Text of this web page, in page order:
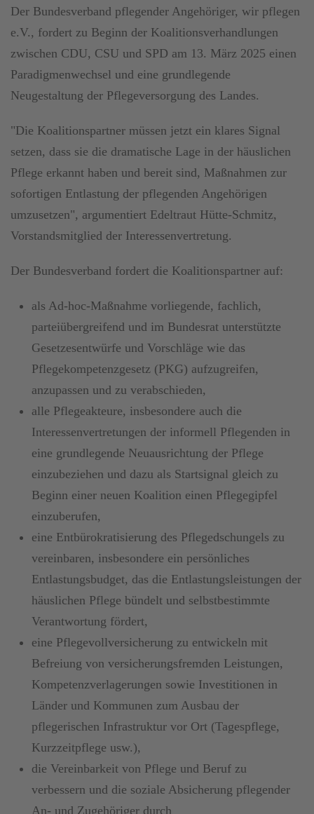
Der Bundesverband pflegender Angehöriger, wir pflegen
e.V., fordert zu Beginn der Koalitionsverhandlungen
zwischen CDU, CSU und SPD am 13. März 2025 einen
Paradigmenwechsel und eine grundlegende
Neugestaltung der Pflegeversorgung des Landes.
"Die Koalitionspartner müssen jetzt ein klares Signal
setzen, dass sie die dramatische Lage in der häuslichen
Pflege erkannt haben und bereit sind, Maßnahmen zur
sofortigen Entlastung der pflegenden Angehörigen
umzusetzen", argumentiert Edeltraut Hütte-Schmitz,
Vorstandsmitglied der Interessenvertretung.
Der Bundesverband fordert die Koalitionspartner auf:
als Ad-hoc-Maßnahme vorliegende, fachlich,
parteiübergreifend und im Bundesrat unterstützte
Gesetzesentwürfe und Vorschläge wie das
Pflegekompetenzgesetz (PKG) aufzugreifen,
anzupassen und zu verabschieden,
alle Pflegeakteure, insbesondere auch die
Interessenvertretungen der informell Pflegenden in
eine grundlegende Neuausrichtung der Pflege
einzubeziehen und dazu als Startsignal gleich zu
Beginn einer neuen Koalition einen Pflegegipfel
einzuberufen,
eine Entbürokratisierung des Pflegedschungels zu
vereinbaren, insbesondere ein persönliches
Entlastungsbudget, das die Entlastungsleistungen der
häuslichen Pflege bündelt und selbstbestimmte
Verantwortung fördert,
eine Pflegevollversicherung zu entwickeln mit
Befreiung von versicherungsfremden Leistungen,
Kompetenzverlagerungen sowie Investitionen in
Länder und Kommunen zum Ausbau der
pflegerischen Infrastruktur vor Ort (Tagespflege,
Kurzzeitpflege usw.),
die Vereinbarkeit von Pflege und Beruf zu
verbessern und die soziale Absicherung pflegender
An- und Zugehöriger durch